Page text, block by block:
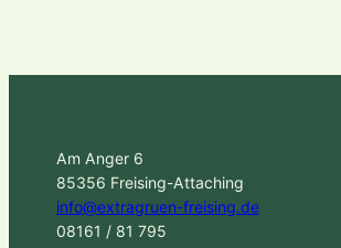
Am Anger 6
85356 Freising-Attaching
info@extragruen-freising.de
08161 / 81 795